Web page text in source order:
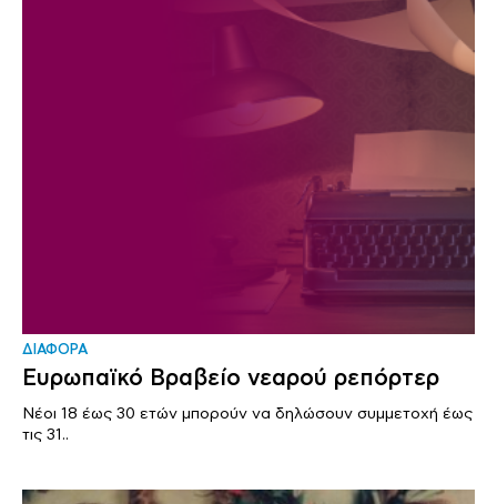
ΔΙΑΦΟΡΑ
Ευρωπαϊκό Βραβείο νεαρού ρεπόρτερ
Νέοι 18 έως 30 ετών μπορούν να δηλώσουν συμμετοχή έως
τις 31..